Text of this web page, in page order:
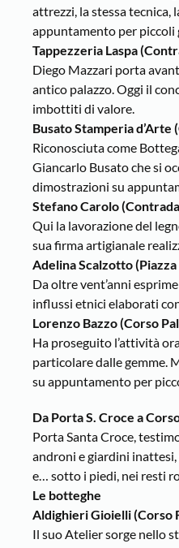
attrezzi, la stessa tecnica,
appuntamento per piccoli
Tappezzeria Laspa
Diego Mazzari porta
antico palazzo. Oggi il
imbottiti di valore.
Busato Stamperia d’Arte
Riconosciuta come
Giancarlo Busato che si
dimostrazioni su
Stefano Carolo
Qui la lavorazione del
sua firma artigianale
Adelina Scalzotto
Da oltre vent’anni
influssi etnici elaborati
Lorenzo Bazzo (Corso
Ha proseguito l’attività
particolare dalle gemme.
su appuntamento per
Da Porta S. Croce a
Porta Santa Croce,
androni e giardini
e… sotto i piedi, nei resti
Le botteghe
Aldighieri Gioielli (Corso
Il suo Atelier sorge nello